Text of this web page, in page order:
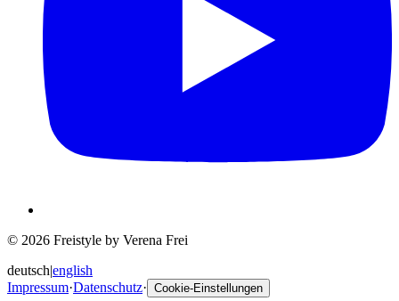
© 2026 Freistyle by Verena Frei
deutsch|english
Impressum·Datenschutz· Cookie-Einstellungen